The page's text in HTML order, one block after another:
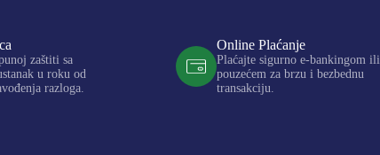
zaštiti sa
u roku od
razloga.
Online Plaćanje
Plaćajte sigurno e-bankingom ili
pouzećem za brzu i bezbednu
transakciju.